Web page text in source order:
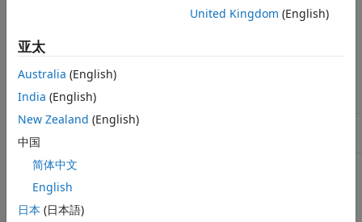
结果和建议的操作
条件
Stateflow 图中使用了指针运
算。
功能和限制
仅适用于使用 C 语言作为动作语言的 Stateflow 图。
United Kingdom (English)
亚太
Australia (English)
India (English)
New Zealand (English)
中国
简体中文
English
日本 (日本語)